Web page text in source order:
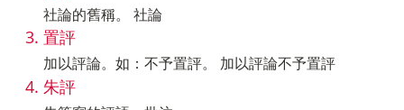
社論的舊稱。 社論
置評
加以評論。如：不予置評。 加以評論不予置評
朱評